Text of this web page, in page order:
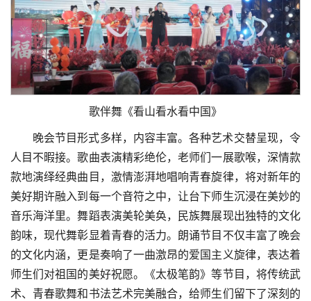
歌伴舞《看山看水看中国》
晚会节目形式多样，内容丰富。各种艺术交替呈现，令
人目不暇接。歌曲表演精彩绝伦，老师们一展歌喉，深情款
款地演绎经典曲目，激情澎湃地唱响青春旋律，将对新年的
美好期许融入到每一个音符之中，让台下师生沉浸在美妙的
音乐海洋里。舞蹈表演美轮美奂，民族舞展现出独特的文化
韵味，现代舞彰显着青春的活力。朗诵节目不仅丰富了晚会
的文化内涵，更是奏响了一曲激昂的爱国主义旋律，表达着
师生们对祖国的美好祝愿。《太极笔韵》等节目，将传统武
术、青春歌舞和书法艺术完美融合，给师生们留下了深刻的